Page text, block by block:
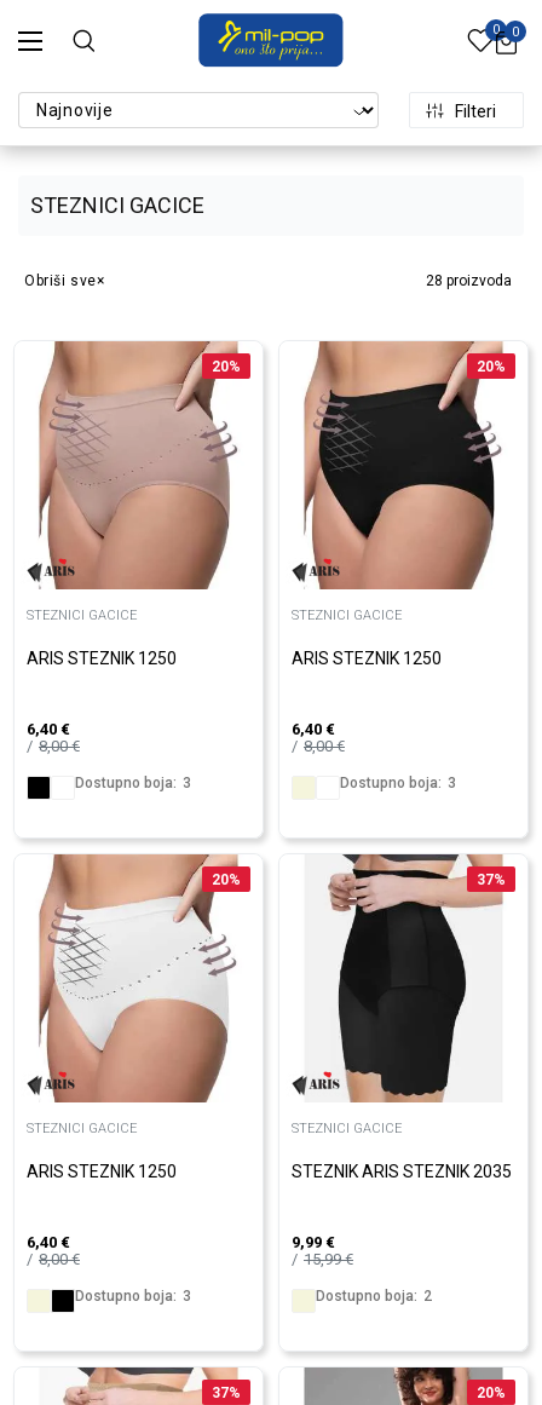
0 0
STEZNICI GACICE
Filteri
28 proizvoda
Obriši sve
20%
STEZNICI GACICE
ARIS STEZNIK 1250
6,40 €
8,00€
Dostupno boja: 3
20%
STEZNICI GACICE
ARIS STEZNIK 1250
6,40 €
8,00€
Dostupno boja: 3
20%
STEZNICI GACICE
ARIS STEZNIK 1250
6,40 €
8,00€
Dostupno boja: 3
37%
STEZNICI GACICE
STEZNIK ARIS STEZNIK 2035
9,99 €
15,99€
Dostupno boja: 2
37% 20%